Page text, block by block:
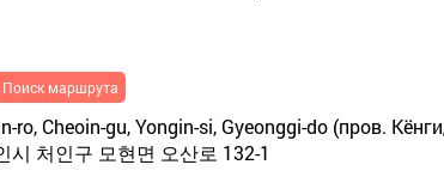
Поиск маршрута
ro, Cheoin-gu, Yongin-si, Gyeonggi-do (пров.
시 처인구 모현면 오산로 132-1